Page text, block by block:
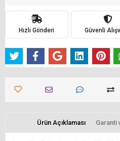
Hızlı Gönderi Güvenli
Ürün Açıklaması Garanti